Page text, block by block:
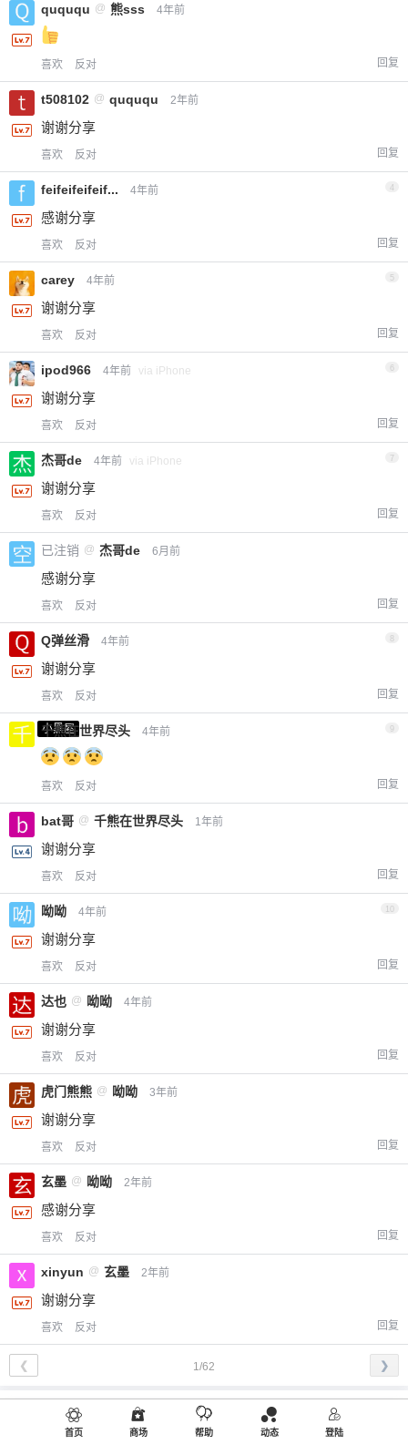
quququ @ 熊sss 4年前
喜欢 反对 回复
t508102 @ quququ 2年前
谢谢分享
喜欢 反对 回复
feifeifeifeif... 4年前 4
感谢分享
喜欢 反对 回复
carey 4年前 5
谢谢分享
喜欢 反对 回复
ipod966 4年前 via iPhone 6
谢谢分享
喜欢 反对 回复
杰哥de 4年前 via iPhone 7
谢谢分享
喜欢 反对 回复
已注销 @ 杰哥de 6月前
感谢分享
喜欢 反对 回复
Q弹丝滑 4年前
谢谢分享
喜欢 反对 回复
小黑屋
千熊在世界尽头 4年前 9
喜欢 反对 回复
bat哥 @ 千熊在世界尽头 1年前
谢谢分享
喜欢 反对 回复
呦呦 4年前 10
谢谢分享
喜欢 反对 回复
达也 @ 呦呦 4年前
谢谢分享
喜欢 反对 回复
虎门熊熊 @ 呦呦 3年前
谢谢分享
喜欢 反对 回复
玄墨 @ 呦呦 2年前
感谢分享
喜欢 反对 回复
xinyun @ 玄墨 2年前
谢谢分享
喜欢 反对 回复
1/62
❮ ❯
欢迎您，新朋友，感谢参与互动！
首页 商场 帮助 动态 登陆